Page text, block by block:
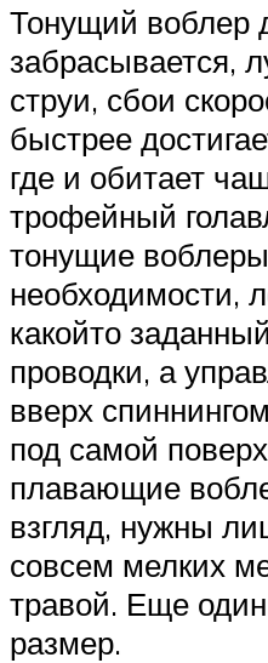
Тонущий воблер
забрасывается,
струи, сбои
быстрее
где и обитает
трофейный
тонущие
необходимости,
какойто
проводки, а
вверх
под самой
плавающие
взгляд, нужны
совсем мелких
травой. Еще
размер.